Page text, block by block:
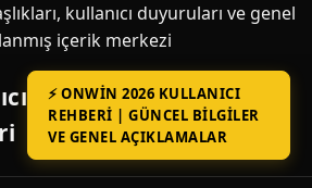
kullanıcı duyuruları ve genel
içerik merkezi
⚡ ONWIN 2026 KULLANICI
REHBERI | GÜNCEL BILGILER
VE GENEL AÇIKLAMALAR